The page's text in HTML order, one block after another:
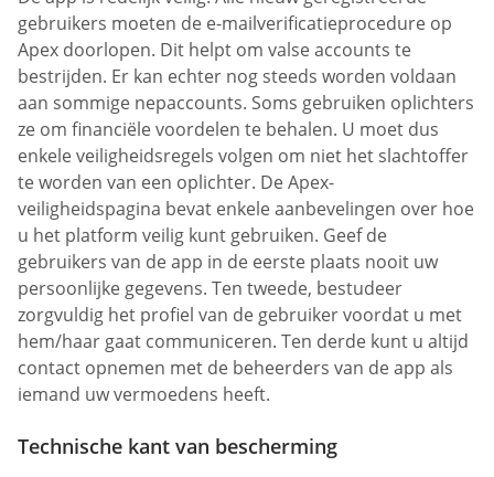
gebruikers moeten de e-mailverificatieprocedure op
Apex doorlopen. Dit helpt om valse accounts te
bestrijden. Er kan echter nog steeds worden voldaan
aan sommige nepaccounts. Soms gebruiken oplichters
ze om financiële voordelen te behalen. U moet dus
enkele veiligheidsregels volgen om niet het slachtoffer
te worden van een oplichter. De Apex-
veiligheidspagina bevat enkele aanbevelingen over hoe
u het platform veilig kunt gebruiken. Geef de
gebruikers van de app in de eerste plaats nooit uw
persoonlijke gegevens. Ten tweede, bestudeer
zorgvuldig het profiel van de gebruiker voordat u met
hem/haar gaat communiceren. Ten derde kunt u altijd
contact opnemen met de beheerders van de app als
iemand uw vermoedens heeft.
Technische kant van bescherming